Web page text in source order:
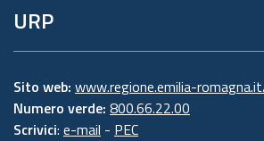
URP
Sito web: www.regione.emilia-
Numero verde: 800.66.22.00
Scrivici: e-mail - PEC